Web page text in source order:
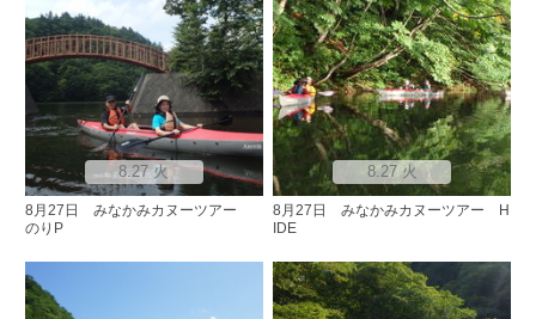
8.27 火
8月27日 みなかみカヌーツアー
のりP
8.27 火
8月27日 みなかみカヌーツアー H
IDE